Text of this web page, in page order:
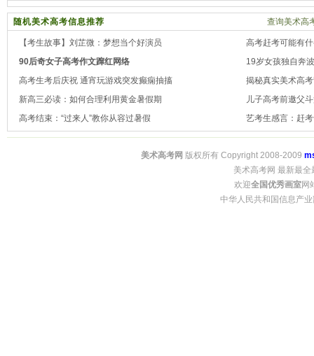
随机美术高考信息推荐 查询美术高
【考生故事】刘芷微：梦想当个好演员
高考赶考可能有
90后奇女子高考作文蹿红网络
19岁女孩独自奔
高考生考后庆祝 通宵玩游戏突发癫痫抽搐
揭秘真实美术高
新高三必读：如何合理利用黄金暑假期
儿子高考前邀父
高考结束：“过来人”教你从容过暑假
艺考生感言：赶
美术高考网 版权所有 Copyright 2008-2009
美术高考网 最新最全
欢迎全国优秀画室网
中华人民共和国信息产